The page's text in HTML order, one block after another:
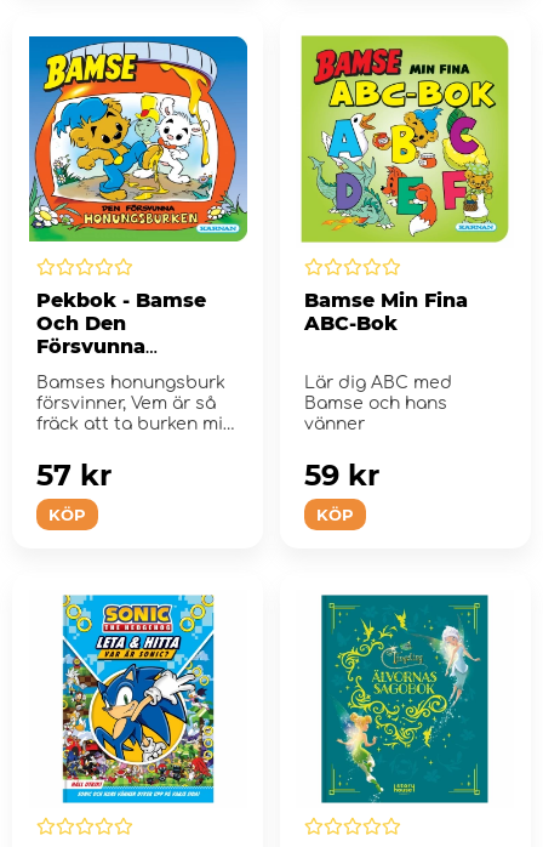
Pekbok - Bamse
Och Den
Försvunna
Honungsburken
Bamses honungsburk
försvinner, Vem är så
fräck att ta burken mitt
KÖP
57 kr
Bamse Min Fina
ABC-Bok
Lär dig ABC med
Bamse och hans
vänner
KÖP
59 kr